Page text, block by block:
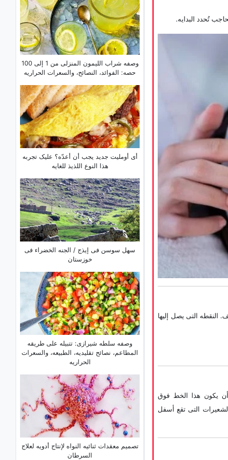
تُحدد البدایه.
النقطه التی یصل إلیها
یکون هذا الخط فوق
یتراوح السمک المثالی للحاجب بین 6 إلى 12 ملم. أزیلی الشعیرات التی تقع أسفل
وصفه شراب اللیمون المنزلی من 1 إلى 100
حصه: الفوائد، النصائح، والسعرات الحراریه
أی أوملیت جدید یجب أن أعدّه؟ علیک تجربه
هذا النوع اللذیذ للغایه
سهل سوسن فی إیذج / الجنه الخضراء فی
خوزستان
وصفه سلطه شیرازی: تتبیله على طریقه
المطاعم، نصائح تقلیدیه، الطبیعه، والسعرات
الحراریه
تصمیم معقدات ثنائیه النواه لإنتاج أدویه لعلاج
السرطان